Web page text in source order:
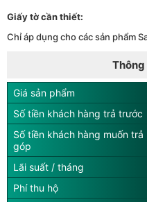
Giấy tờ cần thiết:
Chỉ áp dụng cho các sản phẩm
Giá sản phẩm
Số tiền khách hàng trả trước
Số tiền khách hàng muốn trả
góp
Lãi suất / tháng
Phí thu hộ